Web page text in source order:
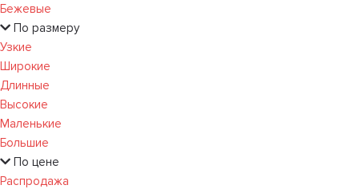
Бежевые
По размеру
Узкие
Широкие
Длинные
Высокие
Маленькие
Большие
По цене
Распродажа